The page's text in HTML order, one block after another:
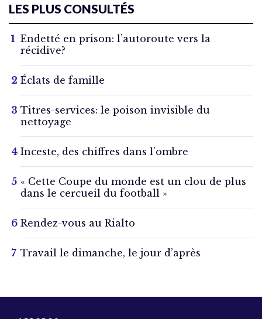
LES PLUS CONSULTÉS
Endetté en prison: l’autoroute vers la
récidive?
Éclats de famille
Titres-services: le poison invisible du
nettoyage
Inceste, des chiffres dans l’ombre
« Cette Coupe du monde est un clou de plus
dans le cercueil du football »
Rendez-vous au Rialto
Travail le dimanche, le jour d’après